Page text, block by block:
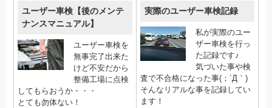
ユーザー車検【後のメンテ
ナンスマニュアル】
ユーザー車検を
無事完了出来た
けど不安だから
整備工場に点検
してもらおうか・・・
とても勿体ない！
実際のユーザー車検記録
私が実際のユー
ザー車検を行っ
た記録です♪
気づいた事や検
査で不合格になった事(；´Д｀)
そんなリアルな事を記録してい
ます！